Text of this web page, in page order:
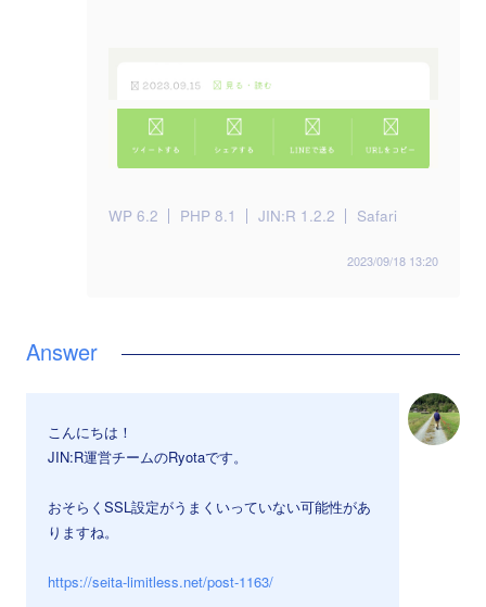
WP 6.2 PHP 8.1 JIN:R 1.2.2 Safari
2023/09/18 13:20
こんにちは！
JIN:R運営チームのRyotaです。
おそらくSSL設定がうまくいっていない可能性があ
りますね。
https://seita-limitless.net/post-1163/